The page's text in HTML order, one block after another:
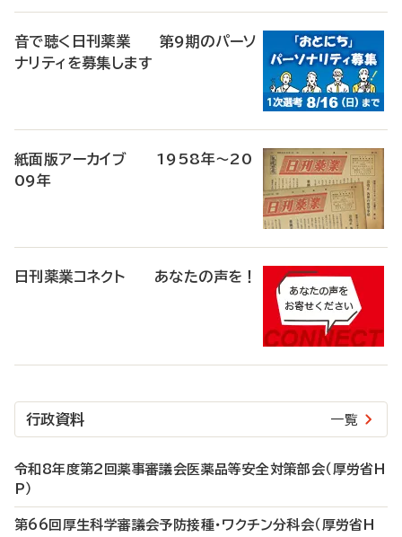
音で聴く日刊薬業 第9期のパーソ
ナリティを募集します
紙面版アーカイブ 1958年～20
09年
日刊薬業コネクト あなたの声を！
行政資料 一覧
令和8年度第2回薬事審議会医薬品等安全対策部会（厚労省H
P）
第66回厚生科学審議会予防接種・ワクチン分科会（厚労省H